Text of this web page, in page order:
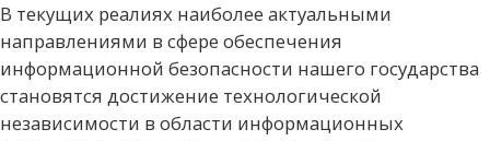
В текущих реалиях наиболее актуальными
направлениями в сфере обеспечения
информационной безопасности нашего государства
становятся достижение технологической
независимости в области информационных